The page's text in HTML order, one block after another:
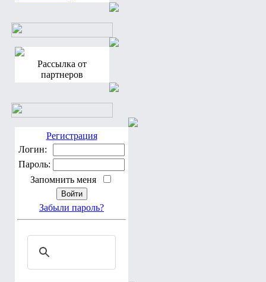
Рассылка от
партнеров
Регистрация
Логин:
Пароль:
Запомнить меня
Забыли пароль?